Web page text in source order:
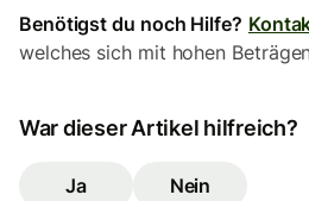
Benötigst du noch Hilfe?
welches sich mit hohen
War dieser Artikel hilfreich?
Ja Nein